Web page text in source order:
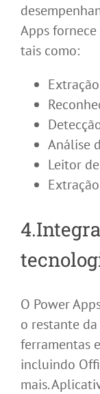
Apps
tais como:
Análise
Leitor
O Power
o restante da
ferramentas
incluindo
mais.